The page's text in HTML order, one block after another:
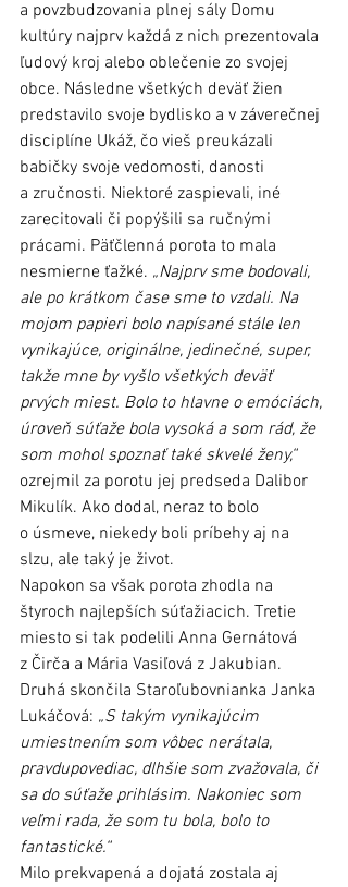
a povzbudzovania plnej sály Domu
kultúry najprv každá z nich prezentovala
ľudový kroj alebo oblečenie zo svojej
obce. Následne všetkých deväť žien
predstavilo svoje bydlisko a v záverečnej
disciplíne Ukáž, čo vieš preukázali
babičky svoje vedomosti, danosti
a zručnosti. Niektoré zaspievali, iné
zarecitovali či popýšili sa ručnými
prácami. Päťčlenná porota to mala
nesmierne ťažké. „Najprv sme bodovali,
ale po krátkom čase sme to vzdali. Na
mojom papieri bolo napísané stále len
vynikajúce, originálne, jedinečné, super,
takže mne by vyšlo všetkých deväť
prvých miest. Bolo to hlavne o emóciách,
úroveň súťaže bola vysoká a som rád, že
som mohol spoznať také skvelé ženy,“
ozrejmil za porotu jej predseda Dalibor
Mikulík. Ako dodal, neraz to bolo
o úsmeve, niekedy boli príbehy aj na
slzu, ale taký je život.
Napokon sa však porota zhodla na
štyroch najlepších súťažiacich. Tretie
miesto si tak podelili Anna Gernátová
z Čirča a Mária Vasiľová z Jakubian.
Druhá skončila Staroľubovnianka Janka
Lukáčová: „S takým vynikajúcim
umiestnením som vôbec nerátala,
pravdupovediac, dlhšie som zvažovala, či
sa do súťaže prihlásim. Nakoniec som
veľmi rada, že som tu bola, bolo to
fantastické.“
Milo prekvapená a dojatá zostala aj